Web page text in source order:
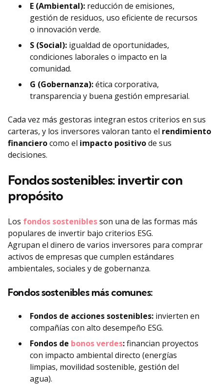
E (Ambiental): reducción de emisiones,
gestión de residuos, uso eficiente de recursos
o innovación verde.
S (Social): igualdad de oportunidades,
condiciones laborales o impacto en la
comunidad.
G (Gobernanza):ética corporativa,
transparencia y buena gestión empresarial.
Cada vez más gestoras integran estos criterios en sus
carteras, y los inversores valoran tanto el rendimiento
financierocomo el impacto positivode sus
decisiones.
Fondos sostenibles: invertir con
propósito
Los fondos sosteniblesson una de las formas más
populares de invertir bajo criterios ESG.
Agrupan el dinero de varios inversores para comprar
activos de empresas que cumplen estándares
ambientales, sociales y de gobernanza.
Fondos sostenibles más comunes:
Fondos de acciones sostenibles: invierten en
compañías con alto desempeño ESG.
Fondos de bonos verdes:financian proyectos
con impacto ambiental directo (energías
limpias, movilidad sostenible, gestión del
agua).